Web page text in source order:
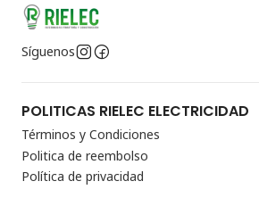
Síguenos
POLITICAS RIELEC ELECTRICIDAD
Términos y Condiciones
Politica de reembolso
Política de privacidad